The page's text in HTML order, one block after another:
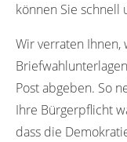
können Sie schnell
Wir verraten
Post abgeben. So
Ihre Bürgerpflicht
dass die